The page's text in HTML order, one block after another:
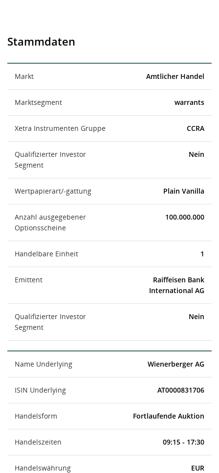
Stammdaten
Markt Amtlicher Handel
Marktsegment warrants
Xetra Instrumenten Gruppe CCRA
Qualifizierter Investor
Segment
Nein
Wertpapierart/-gattung Plain Vanilla
Anzahl ausgegebener
Optionsscheine
100.000.000
Handelbare Einheit 1
Emittent
Raiffeisen Bank
International AG
Qualifizierter Investor
Segment
Nein
Name Underlying Wienerberger AG
ISIN Underlying AT0000831706
Handelsform Fortlaufende Auktion
Handelszeiten 09:15 - 17:30
Handelswährung EUR